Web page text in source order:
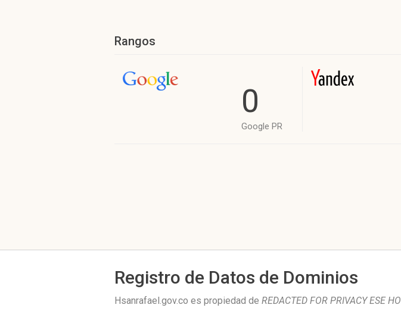
Rangos
0
Google PR
Registro de Datos de Dominios
Hsanrafael.gov.co es propiedad de REDACTED FOR PRIVACY ESE